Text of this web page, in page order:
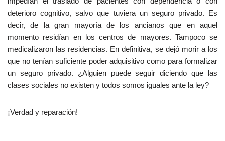
deterioro cognitivo, salvo que tuviera un seguro privado. Es
decir, de la gran mayoría de los ancianos que en aquel
momento residían en los centros de mayores. Tampoco se
medicalizaron las residencias. En definitiva, se dejó morir a los
que no tenían suficiente poder adquisitivo como para formalizar
un seguro privado. ¿Alguien puede seguir diciendo que las
clases sociales no existen y todos somos iguales ante la ley?
¡Verdad y reparación!